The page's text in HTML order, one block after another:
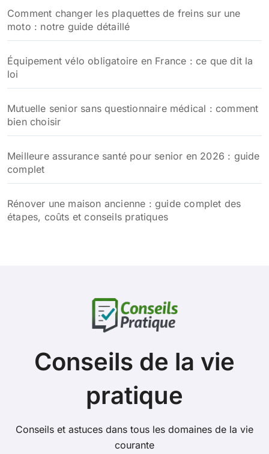
Comment changer les plaquettes de freins sur une
moto : notre guide détaillé
Équipement vélo obligatoire en France : ce que dit la
loi
Mutuelle senior sans questionnaire médical : comment
bien choisir
Meilleure assurance santé pour senior en 2026 : guide
complet
Rénover une maison ancienne : guide complet des
étapes, coûts et conseils pratiques
Conseils de la vie
pratique
Conseils et astuces dans tous les domaines de la vie
courante